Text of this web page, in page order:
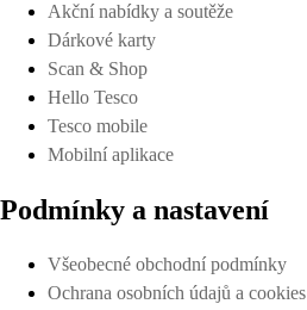
Akční nabídky a soutěže
Dárkové karty
Scan & Shop
Hello Tesco
Tesco mobile
Mobilní aplikace
Podmínky a nastavení
Všeobecné obchodní podmínky
Ochrana osobních údajů a cookies